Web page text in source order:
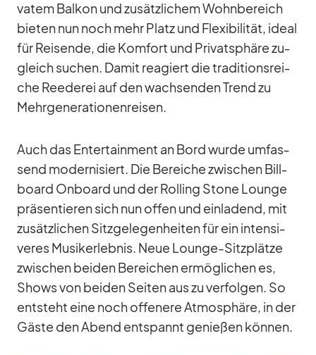
va­tem Bal­kon und zu­sätz­li­chem Wohn­be­reich
bie­ten nun noch mehr Platz und Fle­xi­bi­li­tät, ideal
für Rei­sende, die Kom­fort und Pri­vat­sphäre zu­
gleich su­chen. Da­mit re­agiert die tra­di­ti­ons­rei­
che Ree­de­rei auf den wach­sen­den Trend zu
Mehr­ge­ne­ra­tio­nen­rei­sen.
Auch das En­ter­tain­ment an Bord wurde um­fas­
send mo­der­ni­siert. Die Be­rei­che zwi­schen Bill­
board On­board und der Rol­ling Stone Lounge
prä­sen­tie­ren sich nun of­fen und ein­la­dend, mit
zu­sätz­li­chen Sitz­ge­le­gen­hei­ten für ein in­ten­si­
ve­res Mu­sik­erleb­nis. Neue Lounge-Sitz­plätze
zwi­schen bei­den Be­rei­chen er­mög­li­chen es,
Shows von bei­den Sei­ten aus zu ver­fol­gen. So
ent­steht eine noch of­fe­nere At­mo­sphäre, in der
Gäste den Abend ent­spannt ge­nie­ßen kön­nen.